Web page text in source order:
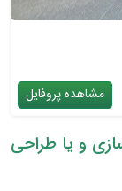
مشاهده پروفایل
و یا طراحی